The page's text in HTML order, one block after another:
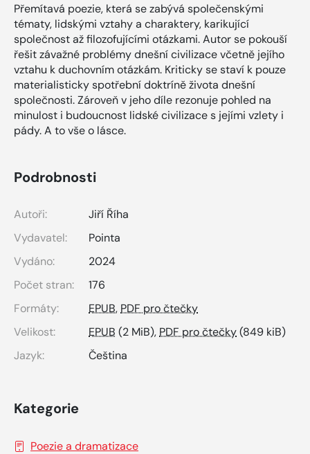
Přemítavá poezie, která se zabývá společenskými
tématy, lidskými vztahy a charaktery, karikující
společnost až filozofujícími otázkami. Autor se pokouší
řešit závažné problémy dnešní civilizace včetně jejího
vztahu k duchovním otázkám. Kriticky se staví k pouze
materialisticky spotřební doktríně života dnešní
společnosti. Zároveň v jeho díle rezonuje pohled na
minulost i budoucnost lidské civilizace s jejími vzlety i
pády. A to vše o lásce.
Podrobnosti
Autoři:
Jiří Říha
Vydavatel:
Pointa
Vydáno:
2024
Počet stran:
176
Formáty:
EPUB, PDF pro čtečky
Velikost:
EPUB (2 MiB), PDF pro čtečky(849 kiB)
Jazyk:
Čeština
Kategorie
Poezie a dramatizace